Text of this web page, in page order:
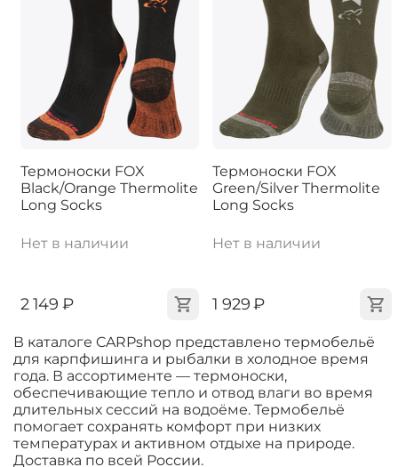
В каталоге CARPshop представлено термобельё
для карпфишинга и рыбалки в холодное время
года. В ассортименте — термоноски,
обеспечивающие тепло и отвод влаги во время
длительных сессий на водоёме. Термобельё
помогает сохранять комфорт при низких
температурах и активном отдыхе на природе.
Доставка по всей России.
Термоноски FOX
Black/Orange Thermolite
Long Socks
Нет в наличии
‍2 149‍ ₽
Термоноски FOX
Green/Silver Thermolite
Long Socks
Нет в наличии
‍1 929‍₽